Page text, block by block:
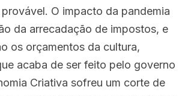
O impacto da pandemia
da arrecadação de impostos, e
os orçamentos da cultura,
acaba de ser feito pelo governo
Criativa sofreu um corte de